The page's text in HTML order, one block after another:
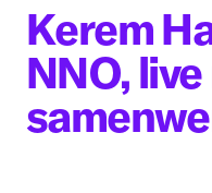
Kerem
NNO,